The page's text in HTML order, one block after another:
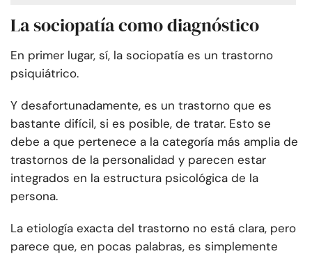
La sociopatía como diagnóstico
En primer lugar, sí, la sociopatía es un trastorno
psiquiátrico.
Y desafortunadamente, es un trastorno que es
bastante difícil, si es posible, de tratar. Esto se
debe a que pertenece a la categoría más amplia de
trastornos de la personalidad y parecen estar
integrados en la estructura psicológica de la
persona.
La etiología exacta del trastorno no está clara, pero
parece que, en pocas palabras, es simplemente